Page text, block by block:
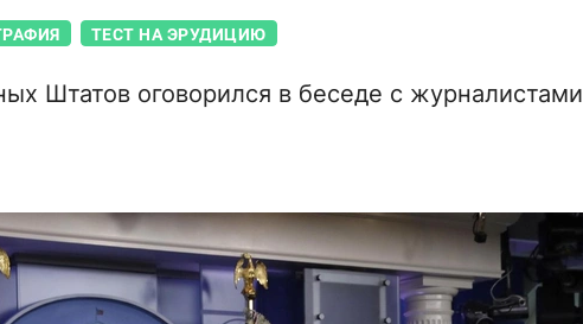
ТЕСТ НА ЭРУДИЦИЮ
Штатов оговорился в беседе с журналистами